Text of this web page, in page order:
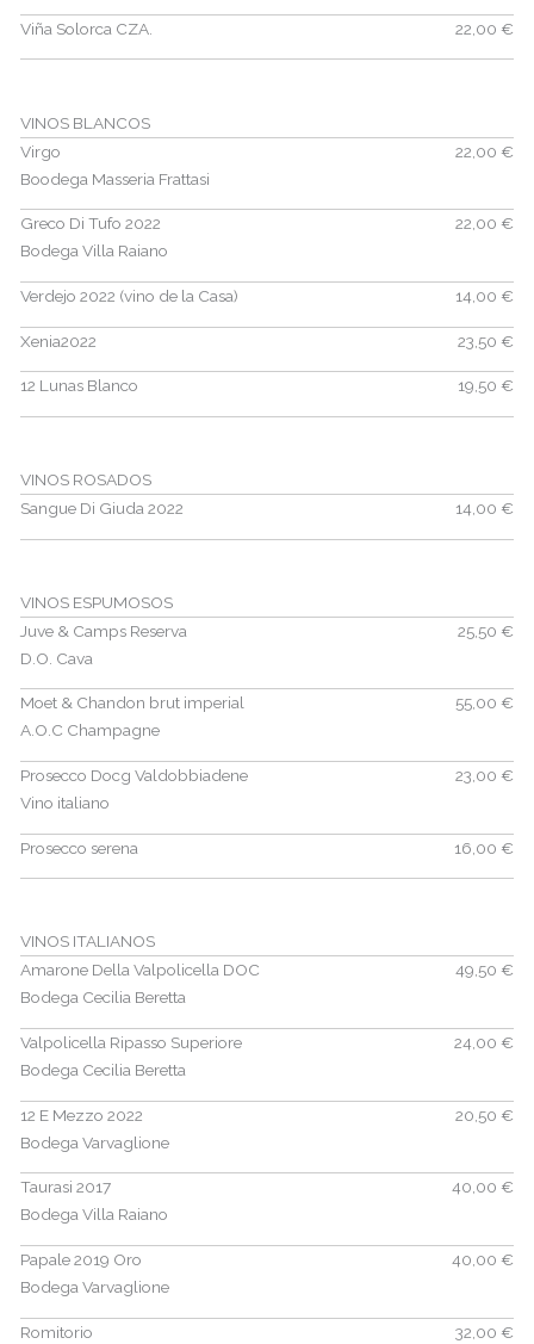
Viña Solorca CZA. 22,00 €
VINOS BLANCOS
Virgo
22,00 €
Boodega Masseria Frattasi
Greco Di Tufo 2022
22,00 €
Bodega Villa Raiano
Verdejo 2022 (vino de la Casa) 14,00 €
Xenia2022 23,50 €
12 Lunas Blanco 19,50 €
VINOS ROSADOS
Sangue Di Giuda 2022
14,00 €
VINOS ESPUMOSOS
Juve & Camps Reserva
25,50 €
D.O. Cava
Moet & Chandon brut imperial
55,00 €
A.O.C Champagne
Prosecco Docg Valdobbiadene
23,00 €
Vino italiano
Prosecco serena 16,00 €
VINOS ITALIANOS
Amarone Della Valpolicella DOC
49,50 €
Bodega Cecilia Beretta
Valpolicella Ripasso Superiore
24,00 €
Bodega Cecilia Beretta
12 E Mezzo 2022
20,50 €
Bodega Varvaglione
Taurasi 2017
40,00 €
Bodega Villa Raiano
Papale 2019 Oro
40,00 €
Bodega Varvaglione
Romitorio 32,00 €